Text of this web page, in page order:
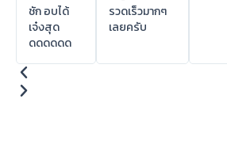
ชัก อบได้
เจ๋งสุด
ดดดดดด
รวดเร็วมากๆ
เลยครับ